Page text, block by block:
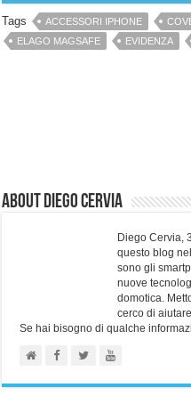
Tags ACCESSORI IPHONE
ELAGO MAGSAFE
EVIDENZA
About Diego Cervia
Diego Cervia,
questo blog
sono gli
nuove
domotica.
cerco di
Se hai bisogno di qualche